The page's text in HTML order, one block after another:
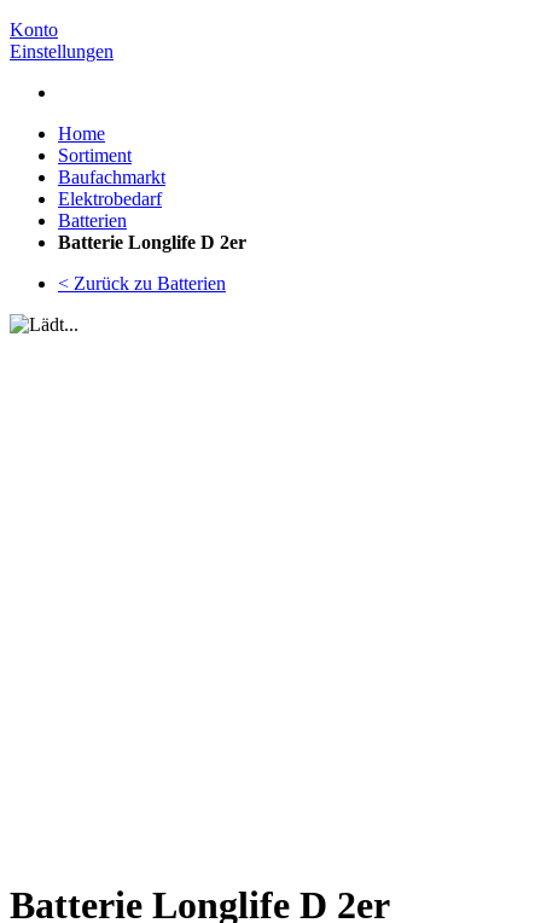
Konto
Einstellungen
Home
Sortiment
Baufachmarkt
Elektrobedarf
Batterien
Batterie Longlife D 2er
< Zurück zu Batterien
Batterie Longlife D 2er